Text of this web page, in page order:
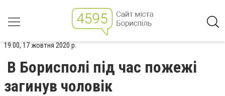
19:00, 17 жовтня 2020 р.
В Борисполі під час пожежі
загинув чоловік